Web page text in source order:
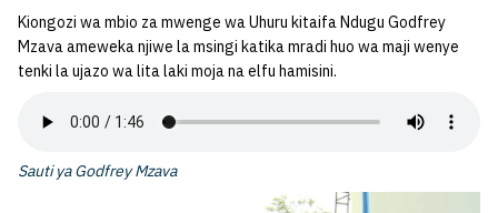
Kiongozi wa mbio za mwenge wa Uhuru kitaifa Ndugu Godfrey
Mzava ameweka njiwe la msingi katika mradi huo wa maji wenye
tenki la ujazo wa lita laki moja na elfu hamisini.
Sauti ya Godfrey Mzava